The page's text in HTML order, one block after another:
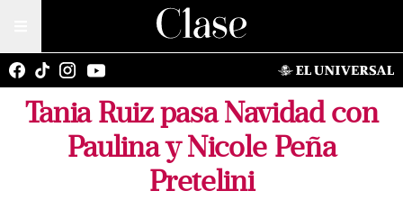
Tania Ruiz pasa Navidad con
Paulina y Nicole Peña
Pretelini